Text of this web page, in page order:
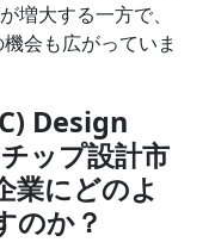
増大する一方で、
会も広がっていま
Design
ップ設計市
業にどのよ
のか？